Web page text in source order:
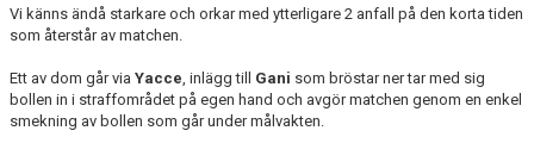
Vi känns ändå starkare och orkar med ytterligare 2 anfall på den korta tiden
som återstår av matchen.
Ett av dom går via Yacce , inlägg till Gani som bröstar ner tar med sig
bollen in i straffområdet på egen hand och avgör matchen genom en enkel
smekning av bollen som går under målvakten.